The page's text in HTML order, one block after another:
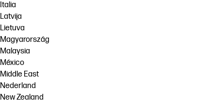
Italia
Latvija
Lietuva
Magyarország
Malaysia
México
Middle East
Nederland
New Zealand